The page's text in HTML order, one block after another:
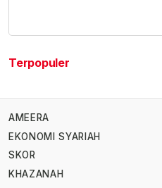
Terpopuler
AMEERA
EKONOMI SYARIAH
SKOR
KHAZANAH